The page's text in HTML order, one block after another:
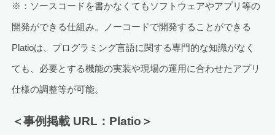
※：ソースコードを書かなくてもソフトウェアやアプリ等の
開発ができる仕組み。ノーコードで開発することができる
Platioは、プログラミング言語に関する専門的な知識がなく
ても、必要とする機能の実装や現場の運用に合わせたアプリ
仕様の調整等が可能。
＜事例掲載 URL：Platio＞